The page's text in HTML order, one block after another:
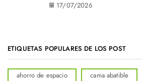
17/07/2026
ETIQUETAS POPULARES DE LOS POST
ahorro de espacio
cama abatible